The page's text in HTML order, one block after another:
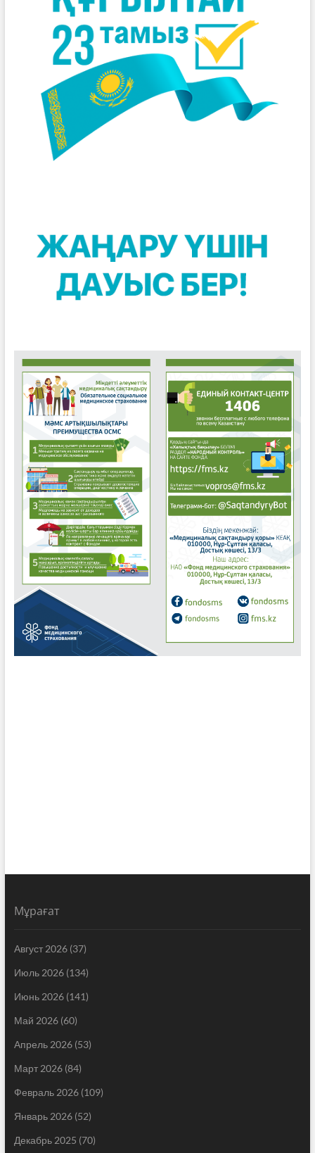
Мұрағат
Август 2026(37)
Июль 2026(134)
Июнь 2026(141)
Май 2026(60)
Апрель 2026(53)
Март 2026(84)
Февраль 2026(109)
Январь 2026(52)
Декабрь 2025 (70)